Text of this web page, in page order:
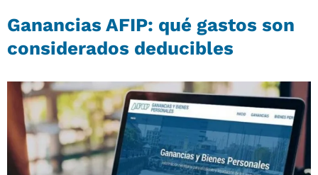
Ganancias AFIP: qué gastos son
considerados deducibles